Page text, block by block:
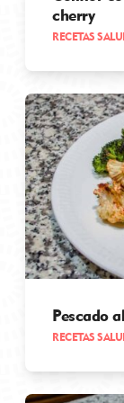
cherry
RECETAS
Pescado
RECETAS